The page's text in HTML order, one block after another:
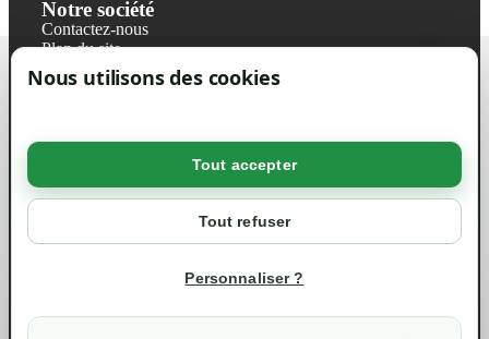
Nous utilisons des cookies
Tout accepter
Tout refuser
Personnaliser ?
Notre société
Contactez-nous
Plan du site
Magasin
Mentions légales
Politique de confidentialité RGPD
Votre compte
info@green-tech-shop.com